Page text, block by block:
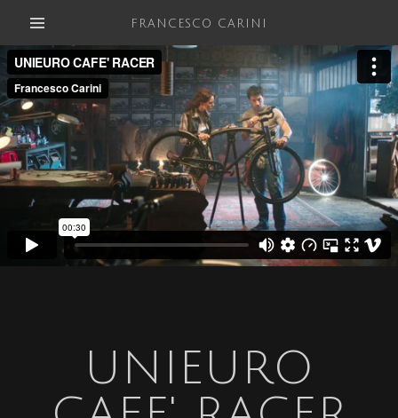
FRANCESCO CARINI
UNIEURO